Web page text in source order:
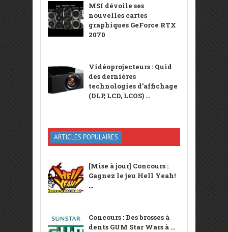
MSI dévoile ses
nouvelles cartes
graphiques GeForce RTX
2070
Vidéoprojecteurs : Quid
des dernières
technologies d’affichage
(DLP, LCD, LCOS) ...
ARTICLES POPULAIRES
[Mise à jour] Concours :
Gagnez le jeu Hell Yeah!
...
Concours : Des brosses à
dents GUM Star Wars à ...